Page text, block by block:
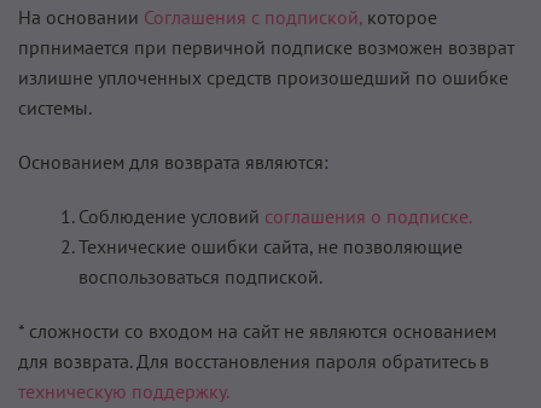
На основании Соглашения с подпиской, которое
прпнимается при первичной подписке возможен возврат
излишне уплоченных средств произошедший по ошибке
системы.
Основанием для возврата являются:
Соблюдение условий соглашения о подписке.
Технические ошибки сайта, не позволяющие
воспользоваться подпиской.
* сложности со входом на сайт не являются основанием
для возврата. Для восстановления пароля обратитесь в
техническую поддержку.